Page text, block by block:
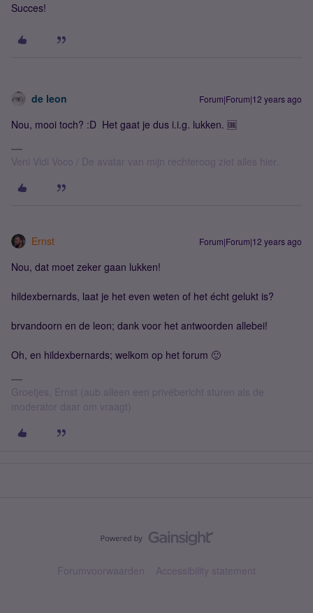
Succes!
de leon Forum|Forum|12 years ago
Nou, mooi toch? :D Het gaat je dus i.i.g. lukken. 🆒
Veni Vidi Voco / De avatar van mijn rechteroog ziet alles hier.
Ernst Forum|Forum|12 years ago
Nou, dat moet zeker gaan lukken!
hildexbernards, laat je het even weten of het écht gelukt is?
brvandoorn en de leon; dank voor het antwoorden allebei!
Oh, en hildexbernards; welkom op het forum 🙂
Groetjes, Ernst (aub alleen een privébericht sturen als de
moderator daar om vraagt)
Forumvoorwaarden Accessibility statement